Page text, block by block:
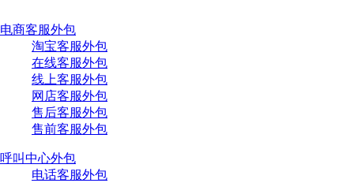
电商客服外包
淘宝客服外包
在线客服外包
线上客服外包
网店客服外包
售后客服外包
售前客服外包
呼叫中心外包
电话客服外包